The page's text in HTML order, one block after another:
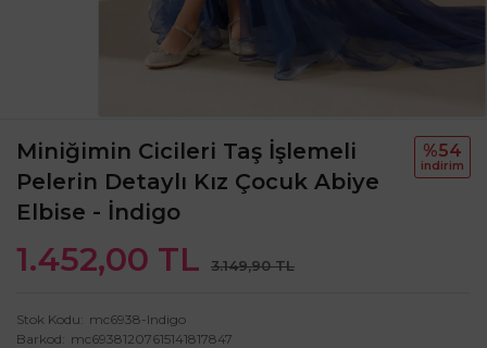
Miniğimin Cicileri Taş İşlemeli
Pelerin Detaylı Kız Çocuk Abiye
Elbise - İndigo
1.452,00 TL 3.149,90 TL
%54
i̇ndi̇ri̇m
Stok Kodu
mc6938-Indigo
Barkod
mc69381207615141817847